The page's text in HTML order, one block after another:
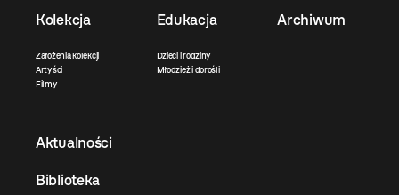
Kolekcja
Założenia kolekcji
Artyści
Filmy
Edukacja
Dzieci i rodziny
Młodzież i dorośli
Archiwum
Aktualności
Biblioteka